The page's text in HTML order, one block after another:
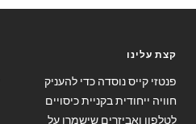
קצת עלינו
פנטזי קייס נוסדה כדי להעניק
חוויה ייחודית בקניית כיסויים
לטלפון ואביזרים שישמרו על